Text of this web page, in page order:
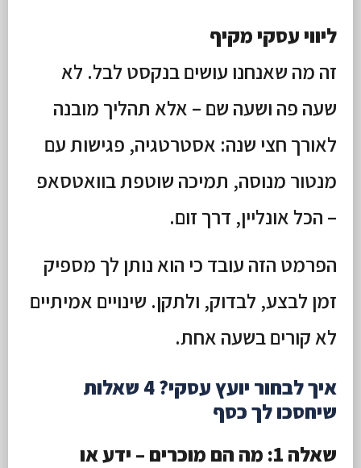
ליווי עסקי מקיף
זה מה שאנחנו עושים בנקסט לבל. לא
שעה פה ושעה שם – אלא תהליך מובנה
לאורך חצי שנה: אסטרטגיה, פגישות עם
מנטור מנוסה, תמיכה שוטפת בוואטסאפ
– הכל אונליין, דרך זום.
הפרמט הזה עובד כי הוא נותן לך מספיק
זמן לבצע, לבדוק, ולתקן. שינויים אמיתיים
לא קורים בשעה אחת.
איך לבחור יועץ עסקי? 4 שאלות
שיחסכו לך כסף
שאלה 1: מה הם מוכרים – ידע או